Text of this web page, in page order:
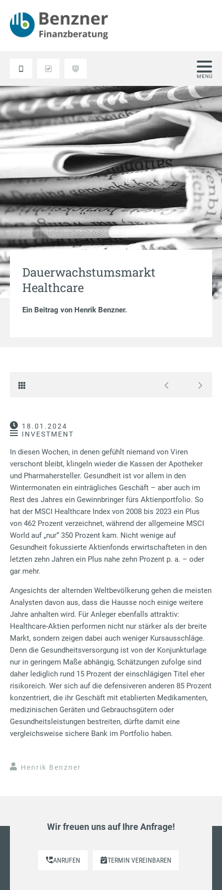
Dauerwachstumsmarkt
Healthcare
Ein Beitrag von Henrik Benzner.
18.01.2024
INVESTMENT
In diesen Wochen, in denen gefühlt niemand von Viren
verschont bleibt, klingeln wieder die Kassen der Apotheker
und Pharmahersteller. Gesundheit ist vor allem in den
Wintermonaten ein einträgliches Geschäft – aber auch im
Rest des Jahres ein Gewinnbringer fürs Aktienportfolio. So
hat der MSCI Healthcare Index von 2008 bis 2023 ein Plus
von 462 Prozent verzeichnet, während der allgemeine MSCI
World auf „nur“ 350 Prozent kam. Nicht wenige auf
Gesundheit fokussierte Aktienfonds erwirtschafteten in den
letzten zehn Jahren ein Plus nahe zehn Prozent p. a. – oder
gar mehr.
Angesichts der alternden Weltbevölkerung gehen die meisten
Analysten davon aus, dass die Hausse noch einige weitere
Jahre anhalten wird. Für Anleger ebenfalls attraktiv:
Healthcare-Aktien performen nicht nur stärker als der breite
Markt, sondern zeigen dabei auch weniger Kursausschläge.
Denn die Gesundheitsversorgung ist von der Konjunkturlage
nur in geringem Maße abhängig, Schätzungen zufolge sind
daher lediglich rund 15 Prozent der einschlägigen Titel eher
risikoreich. Wer sich auf die defensiveren anderen 85 Prozent
konzentriert, die ihr Geschäft mit etablierten Medikamenten,
medizinischen Geräten und Gebrauchsgütern oder
Gesundheitsleistungen bestreiten, dürfte damit eine
vergleichsweise sichere Bank im Portfolio haben.
Henrik Benzner
Wir freuen uns auf Ihre Anfrage!
ANRUFEN TERMIN VEREINBAREN